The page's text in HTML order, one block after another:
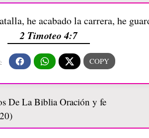
he acabado la carrera, he
2 Timoteo 4:7